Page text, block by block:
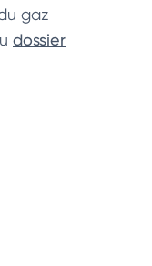
gaz
dossier